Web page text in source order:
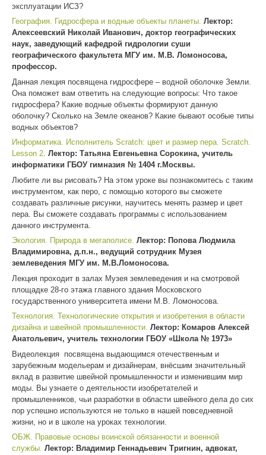
эксплуатации ИСЗ?
География. Гидросфера и водные объекты планеты. Лектор:
Алексеевский Николай Иванович, доктор географических
наук, заведующий кафедрой гидрологии суши
географического факультета МГУ им. М.В. Ломоносова,
профессор.
Данная лекция посвящена гидросфере – водной оболочке Земли.
Она поможет вам ответить на следующие вопросы: Что такое
гидросфера? Какие водные объекты формируют данную
оболочку? Сколько на Земле океанов? Какие бывают особые типы
водных объектов?
Информатика. Исполнитель Scratch: цвет и размер пера. Scratch.
Lesson 2. Лектор: Татьяна Евгеньевна Сорокина, учитель
информатики ГБОУ гимназия № 1404 г.Москвы.
Любите ли вы рисовать? На этом уроке вы познакомитесь с таким
инструментом, как перо, с помощью которого вы сможете
создавать различные рисунки, научитесь менять размер и цвет
пера. Вы сможете создавать программы с использованием
данного инструмента.
Экология. Природа в мегаполисе. Лектор: Попова Людмила
Владимировна, д.п.н., ведущий сотрудник Музея
землеведения МГУ им. М.В.Ломоносова.
Лекция проходит в залах Музея землеведения и на смотровой
площадке 28-го этажа главного здания Московского
государственного университета имени М.В. Ломоносова.
Технология. Технологические открытия и изобретения в области
дизайна и швейной промышленности. Лектор: Комаров Алексей
Анатольевич, учитель технологии ГБОУ «Школа № 1973»
Видеолекция посвящена выдающимся отечественным и
зарубежным модельерам и дизайнерам, внёсшим значительный
вклад в развитие швейной промышленности и изменившим мир
моды. Вы узнаете о деятельности изобретателей и
промышленников, чьи разработки в области швейного дела до сих
пор успешно используются не только в нашей повседневной
жизни, но и в школе на уроках технологии.
ОБЖ. Правовые основы воинской обязанности и военной
службы. Лектор: Владимир Геннадьевич Тригнин, адвокат,